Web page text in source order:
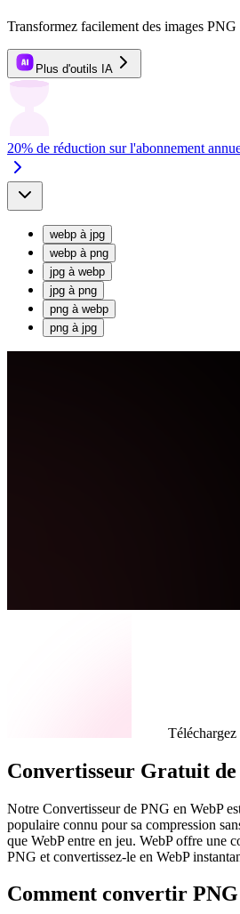
Transformez facilement des images PNG
Plus d'outils IA
20% de réduction sur l'abonnement
webp à jpg
webp à png
jpg à webp
jpg à png
png à webp
png à jpg
Convertisseur Gratuit de
Notre Convertisseur de PNG en WebP
populaire connu pour sa compression
que WebP entre en jeu. WebP offre une
PNG et convertissez-le en WebP
Comment convertir PNG